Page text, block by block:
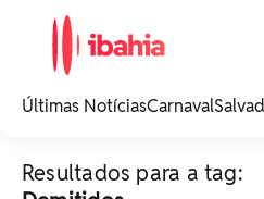
noticias e
Últimas NotíciasCarnaval
Resultados para a tag: